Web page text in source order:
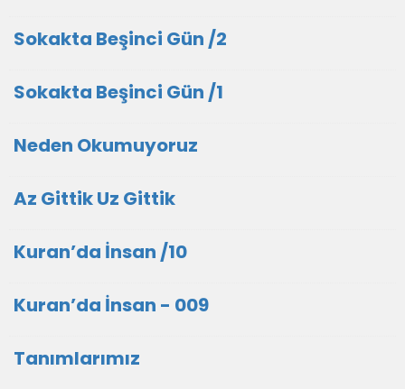
Sokakta Beşinci Gün /2
Sokakta Beşinci Gün /1
Neden Okumuyoruz
Az Gittik Uz Gittik
Kuran’da İnsan /10
Kuran’da İnsan - 009
Tanımlarımız